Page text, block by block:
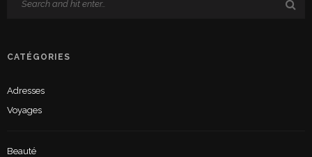
CATÉGORIES
Adresses
Voyages
Beauté